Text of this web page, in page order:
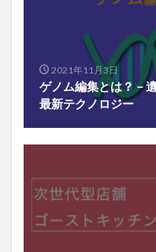
2021年11月3日
ゲノム編集とは？－
最新テクノロジー